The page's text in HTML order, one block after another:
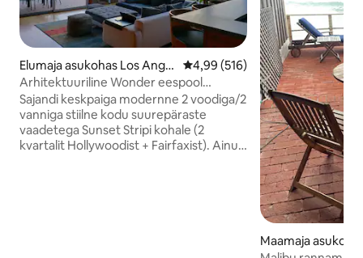
Elumaja asukohas Los Angel
es
Keskmine hinnang 4,99/5, 516
4,99 (516)
Arhitektuuriline Wonder eespool
Sunset-WeHo w/ Big View
Sajandi keskpaiga modernne 2 voodiga/2
vanniga stiilne kodu suurepäraste
vaadetega Sunset Stripi kohale (2
kvartalit Hollywoodist + Fairfaxist). Ainult
Maamaja